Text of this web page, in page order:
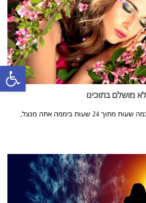
פתח
מושלם בתוכינו
להיות שלם ולא מושלם כמה שעות מתוך 24 שעות ביממה אתה מנצל,